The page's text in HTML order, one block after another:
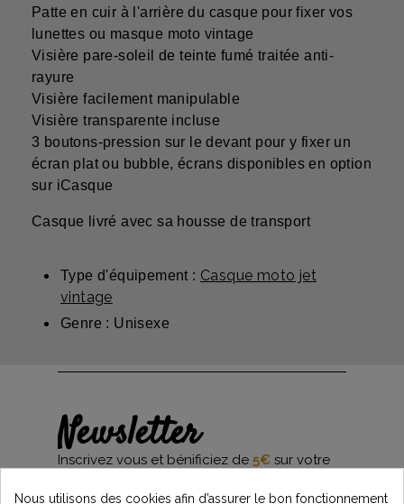
Patte en cuir à l'arrière du casque pour fixer vos
lunettes ou masque moto vintage
Visière pare-soleil de teinte fumé traitée anti-
rayure
Visière facilement manipulable
Visière transparente incluse
3 boutons-pression sur le devant pour y fixer un
écran plat ou bubble, écrans disponibles en option
sur iCasque
Casque livré avec sa housse de transport
Type d'équipement : Casque moto jet
vintage
Genre : Unisexe
Newsletter
Inscrivez vous et bénificiez de 5€ sur votre
et restez informés des dernières nouveautés
Nous utilisons des cookies afin d’assurer le bon fonctionnement